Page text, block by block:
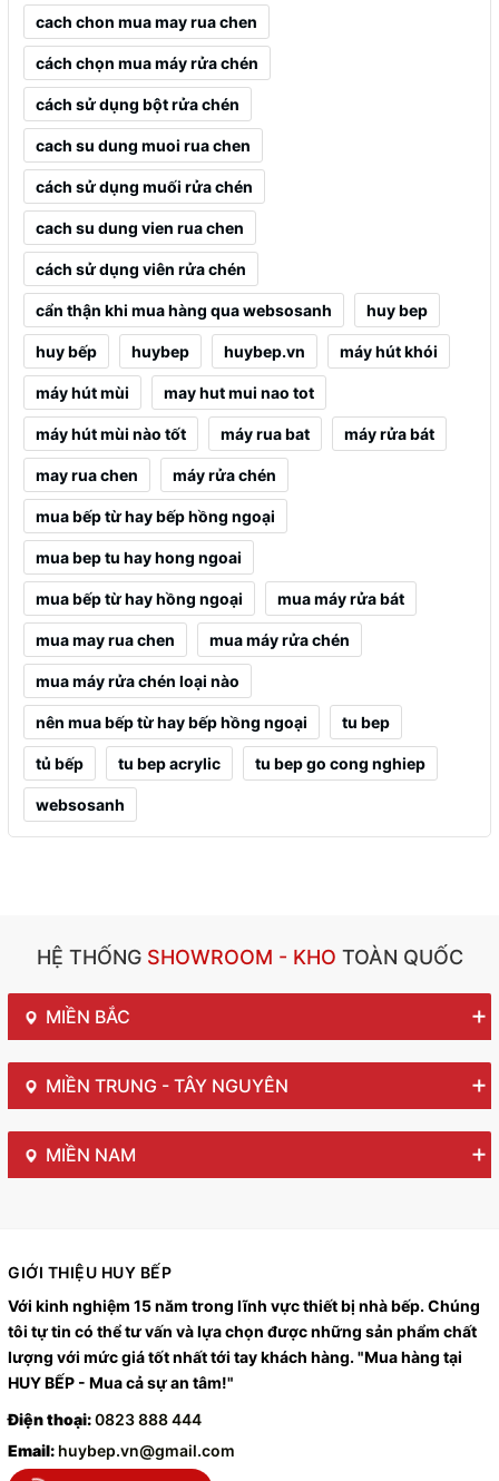
cach chon mua may rua chen
cách chọn mua máy rửa chén
cách sử dụng bột rửa chén
cach su dung muoi rua chen
cách sử dụng muối rửa chén
cach su dung vien rua chen
cách sử dụng viên rửa chén
cẩn thận khi mua hàng qua websosanh huy bep
huy bếp huybep huybep.vn máy hút khói
máy hút mùi may hut mui nao tot
máy hút mùi nào tốt máy rua bat máy rửa bát
may rua chen máy rửa chén
mua bếp từ hay bếp hồng ngoại
mua bep tu hay hong ngoai
mua bếp từ hay hồng ngoại mua máy rửa bát
mua may rua chen mua máy rửa chén
mua máy rửa chén loại nào
nên mua bếp từ hay bếp hồng ngoại tu bep
tủ bếp tu bep acrylic tu bep go cong nghiep
websosanh
HỆ THỐNGSHOWROOM - KHO TOÀN QUỐC
MIỀN BẮC
MIỀN TRUNG - TÂY NGUYÊN
MIỀN NAM
GIỚI THIỆU HUY BẾP
Với kinh nghiệm 15 năm trong lĩnh vực thiết bị nhà bếp. Chúng
tôi tự tin có thể tư vấn và lựa chọn được những sản phẩm chất
lượng với mức giá tốt nhất tới tay khách hàng. "Mua hàng tại
HUY BẾP - Mua cả sự an tâm!"
Điện thoại:0823 888 444
Email: huybep.vn@gmail.com